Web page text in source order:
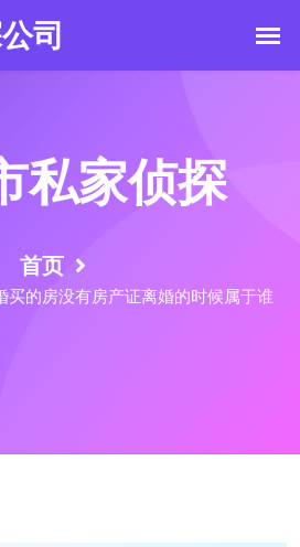
私家侦探
首页
买的房没有房产证离婚的时候属于谁